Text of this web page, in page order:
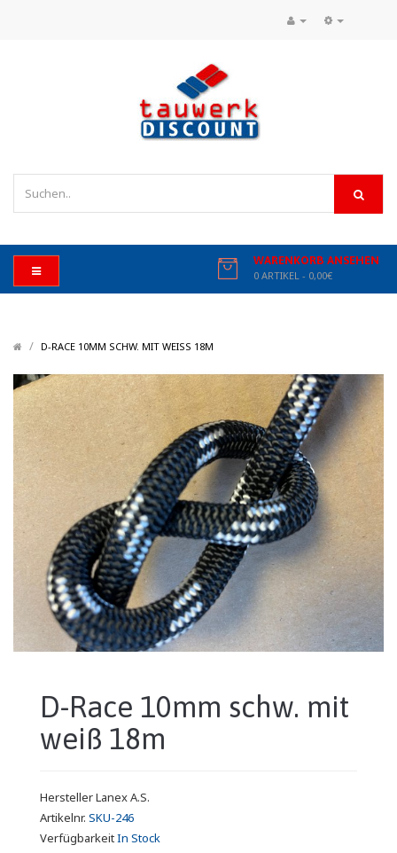
WARENKORB ANSEHEN
0 ARTIKEL - 0,00€
/ D-RACE 10MM SCHW. MIT WEISS 18M
D-Race 10mm schw. mit
weiß 18m
HerstellerLanex A.S.
Artikelnr. SKU-246
VerfügbarkeitIn Stock